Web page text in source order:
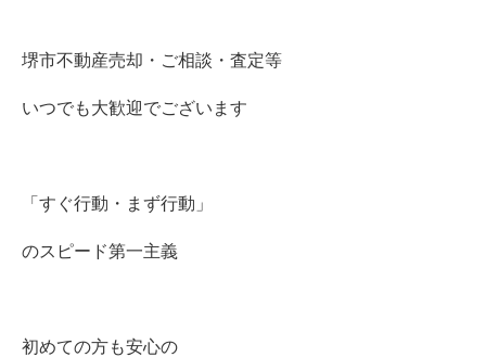
堺市不動産売却・ご相談・査定等
いつでも大歓迎でございます
「すぐ行動・まず行動」
のスピード第一主義
初めての方も安心の